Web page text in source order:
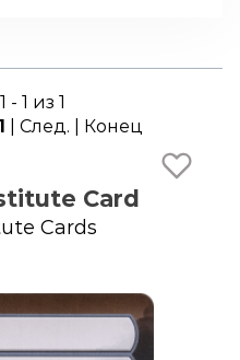
- 1 из 1
1 | След. | Конец
Card
Cards